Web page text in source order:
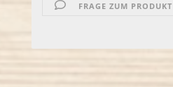
FRAGE ZUM PRODUKT